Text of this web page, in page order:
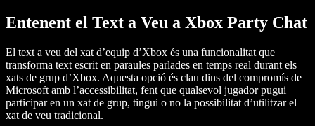
Entenent el Text a Veu a Xbox Party Chat
El text a veu del xat d’equip d’Xbox és una funcionalitat que
transforma text escrit en paraules parlades en temps real durant els
xats de grup d’Xbox. Aquesta opció és clau dins del compromís de
Microsoft amb l’accessibilitat, fent que qualsevol jugador pugui
participar en un xat de grup, tingui o no la possibilitat d’utilitzar el
xat de veu tradicional.